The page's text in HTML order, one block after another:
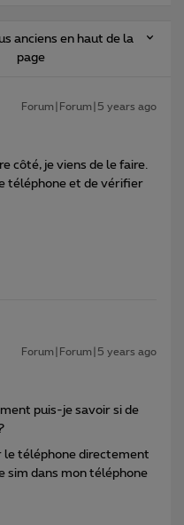
anciens en haut de la
page
Forum|Forum|5 years ago
côté, je viens de le faire.
téléphone et de vérifier
Forum|Forum|5 years ago
puis-je savoir si de
le téléphone directement
sim dans mon téléphone